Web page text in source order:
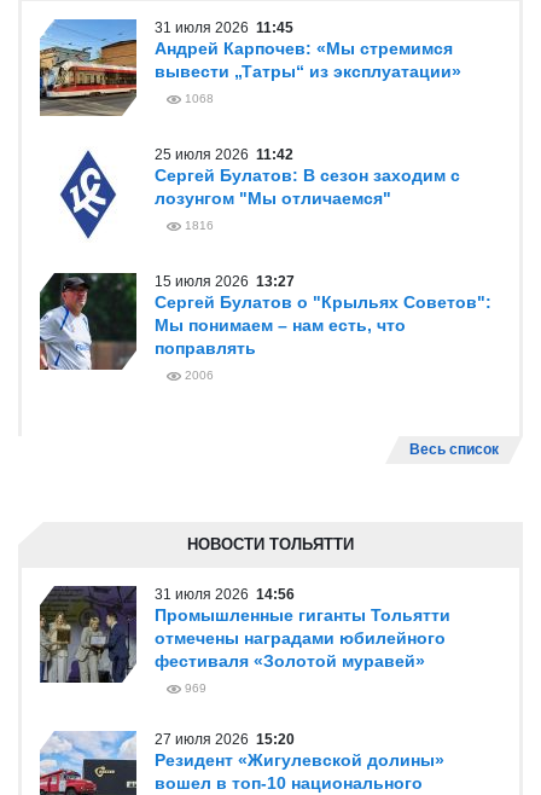
31 июля 2026 11:45
Андрей Карпочев: «Мы стремимся
вывести „Татры“ из эксплуатации»
1068
25 июля 2026 11:42
Сергей Булатов: В сезон заходим с
лозунгом "Мы отличаемся"
1816
15 июля 2026 13:27
Сергей Булатов о "Крыльях Советов":
Мы понимаем – нам есть, что
поправлять
2006
Весь список
НОВОСТИ ТОЛЬЯТТИ
31 июля 2026 14:56
Промышленные гиганты Тольятти
отмечены наградами юбилейного
фестиваля «Золотой муравей»
969
27 июля 2026 15:20
Резидент «Жигулевской долины»
вошел в топ-10 национального